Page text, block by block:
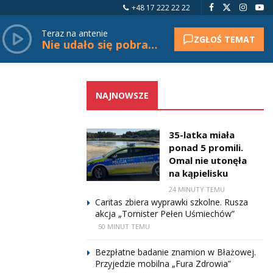
+48 17 222 22 22
Teraz na antenie
Nie udało się pobrać tytułu. ZGŁOŚ TEMAT
NAJNOWSZE
35-latka miała
ponad 5 promili.
Omal nie utonęła
na kąpielisku
24 MINUTY TEMU
Caritas zbiera wyprawki szkolne. Rusza
akcja „Tornister Pełen Uśmiechów”
50 MINUT TEMU
Bezpłatne badanie znamion w Błażowej.
Przyjedzie mobilna „Fura Zdrowia”